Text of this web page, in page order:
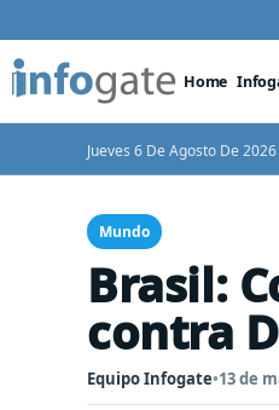
Home
Jueves 6 De Agosto De 2026
Mundo
Brasil:
contra
Equipo Infogate•13 de